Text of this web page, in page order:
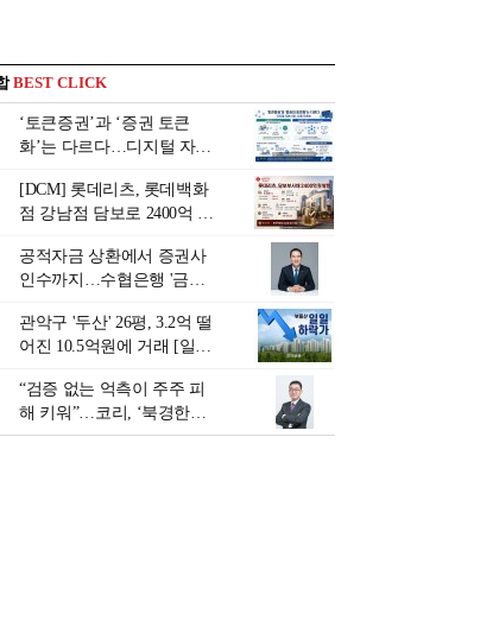
BEST CLICK
‘토큰증권’과 ‘증권 토큰
화’는 다르다…디지털 자본
[DCM] 롯데리츠, 롯데백화
점 강남점 담보로 2400억 조
공적자금 상환에서 증권사
인수까지…수협은행 '금융
행 금융그룹의 꿈①]
관악구 '두산' 26평, 3.2억 떨
어진 10.5억원에 거래 [일일
“검증 없는 억측이 주주 피
해 키워”…코리, ‘북경한미
미수채권 논란’ 정면 반박